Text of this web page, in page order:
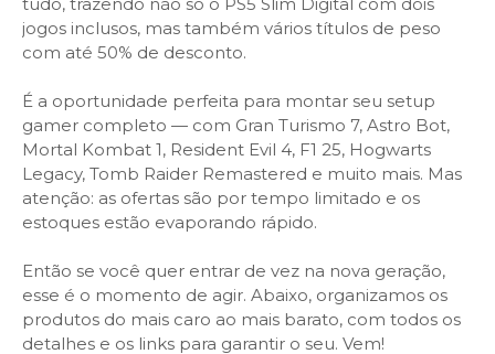
jogos inclusos, mas também vários títulos de peso
com até 50% de desconto.
É a oportunidade perfeita para montar seu setup
gamer completo — com Gran Turismo 7, Astro Bot,
Mortal Kombat 1, Resident Evil 4, F1 25, Hogwarts
Legacy, Tomb Raider Remastered e muito mais. Mas
atenção: as ofertas são por tempo limitado e os
estoques estão evaporando rápido.
Então se você quer entrar de vez na nova geração,
esse é o momento de agir. Abaixo, organizamos os
produtos do mais caro ao mais barato, com todos os
detalhes e os links para garantir o seu. Vem!